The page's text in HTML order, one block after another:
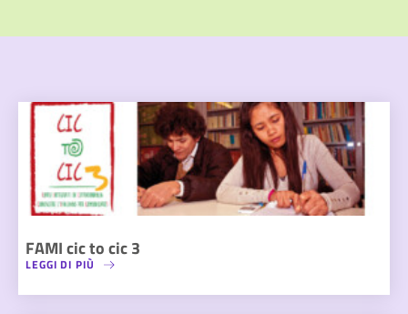
FAMI cic to cic 3
LEGGI DI PIÙ